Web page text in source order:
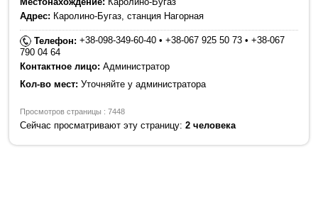
Адрес: Каролино-Бугаз, станция Нагорная
Телефон:+38-098-349-60-40 • +38-067 925 50 73 • +38-067
790 04 64
Контактное лицо: Администратор
Кол-во мест: Уточняйте у администратора
Просмотров страницы : 7448
Сейчас просматривают эту страницу:2 человека